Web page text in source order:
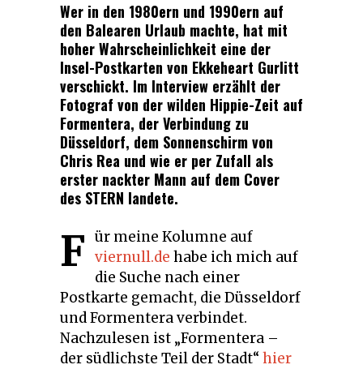
Wer in den 1980ern und 1990ern auf
den Balearen Urlaub machte, hat mit
hoher Wahrscheinlichkeit eine der
Insel-Postkarten von Ekkeheart Gurlitt
verschickt. Im Interview erzählt der
Fotograf von der wilden Hippie-Zeit auf
Formentera, der Verbindung zu
Düsseldorf, dem Sonnenschirm von
Chris Rea und wie er per Zufall als
erster nackter Mann auf dem Cover
des STERN landete.
F ür meine Kolumne auf
viernull.de habe ich mich auf
die Suche nach einer
Postkarte gemacht, die Düsseldorf
und Formentera verbindet.
Nachzulesen ist „Formentera –
der südlichste Teil der Stadt“ hier